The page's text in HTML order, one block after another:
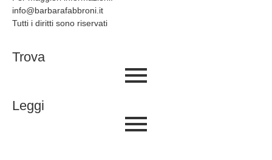
info@barbarafabbroni.it
Tutti i diritti sono riservati
Trova
Leggi